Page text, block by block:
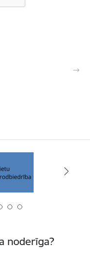
noderīga?